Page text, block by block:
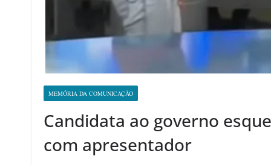
MEMÓRIA DA COMUNICAÇÃO
Candidata ao governo
com apresentador